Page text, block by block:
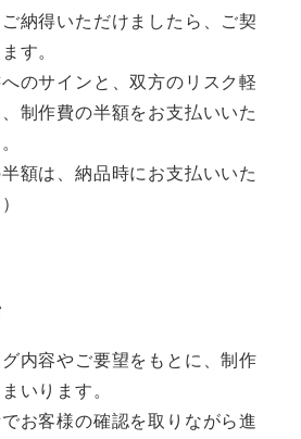
納得いただけましたら、ご契
す。
のサインと、双方のリスク軽
制作費の半額をお支払いいた
半額は、納品時にお支払いいた
グ内容やご要望をもとに、制作
いります。
お客様の確認を取りながら進